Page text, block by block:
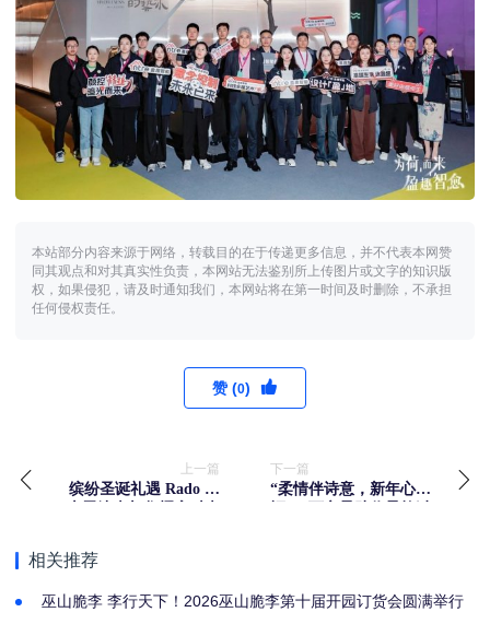
本站部分内容来源于网络，转载目的在于传递更多信息，并不代表本网赞
同其观点和对其真实性负责，本网站无法鉴别所上传图片或文字的知识版
权，如果侵犯，请及时通知我们，本网站将在第一时间及时删除，不承担
任何侵权责任。
赞 (0)
上一篇
缤纷圣诞礼遇 Rado 瑞
下一篇
“柔情伴诗意，新年心祝
相关推荐
巫山脆李 李行天下！2026巫山脆李第十届开园订货会圆满举行